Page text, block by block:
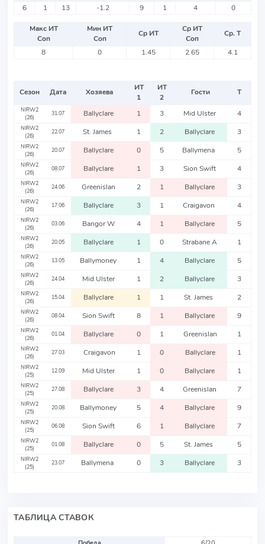
6
1 13 -1.2 9 1 4 0
Макс ИТ
Соп
Мин ИТ
Соп
Ср ИТ
Ср ИТ
Соп
Ср. Т
8
0 1.45 2.65 4.1
Сезон Дата Хозяева
ИТ
1
ИТ
2
Гости Т
NIRW2
(26)
31.07 Ballyclare 1 3 Mid Ulster 4
NIRW2
(26)
22.07 St. James 1 2 Ballyclare 3
NIRW2
(26)
20.07 Ballyclare 0 5 Ballymena 5
NIRW2
(26)
08.07 Ballyclare 1 3 Sion Swift 4
NIRW2
(26)
24.06 Greenislan 2 1 Ballyclare 3
NIRW2
(26)
17.06 Ballyclare 3 1 Craigavon 4
NIRW2
(26)
03.06 Bangor W 4 1 Ballyclare 5
NIRW2
(26)
20.05 Ballyclare 1 0 Strabane A 1
NIRW2
(26)
13.05 Ballymoney 1 4 Ballyclare 5
NIRW2
(26)
24.04 Mid Ulster 1 2 Ballyclare 3
NIRW2
(26)
15.04 Ballyclare 1 1 St. James 2
NIRW2
(26)
08.04 Sion Swift 8 1 Ballyclare 9
NIRW2
(26)
01.04 Ballyclare 0 1 Greenislan 1
NIRW2
(26)
27.03 Craigavon 1 0 Ballyclare 1
NIRW2
(25)
12.09 Mid Ulster 1 0 Ballyclare 1
NIRW2
(25)
27.08 Ballyclare 3 4 Greenislan 7
NIRW2
(25)
20.08 Ballymoney 5 4 Ballyclare 9
NIRW2
(25)
06.08 Sion Swift 6 1 Ballyclare 7
NIRW2
(25)
01.08 Ballyclare 0 5 St. James 5
NIRW2
(25)
23.07 Ballymena 0 3 Ballyclare 3
ТАБЛИЦА СТАВОК